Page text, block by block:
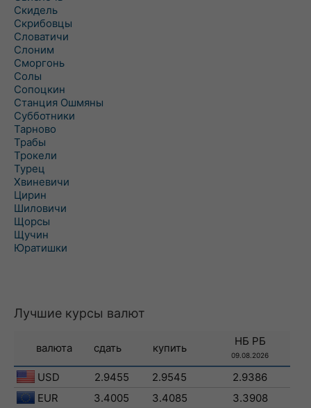
Скидель
Скрибовцы
Словатичи
Слоним
Сморгонь
Солы
Сопоцкин
Станция Ошмяны
Субботники
Тарново
Трабы
Трокели
Турец
Хвиневичи
Цирин
Шиловичи
Щорсы
Щучин
Юратишки
Лучшие курсы валют
валюта сдать купить
НБ РБ
09.08.2026
USD 2.9455 2.9545
2.9386
EUR
3.4005 3.4085
3.3908